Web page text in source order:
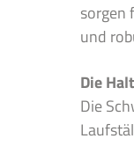
sorgen
und
Die
Die